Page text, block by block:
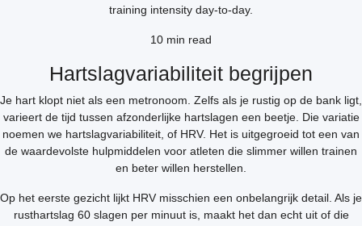
training intensity day-to-day.
10 min read
Hartslagvariabiliteit begrijpen
Je hart klopt niet als een metronoom. Zelfs als je rustig op de bank ligt,
varieert de tijd tussen afzonderlijke hartslagen een beetje. Die variatie
noemen we hartslagvariabiliteit, of HRV. Het is uitgegroeid tot een van
de waardevolste hulpmiddelen voor atleten die slimmer willen trainen
en beter willen herstellen.
Op het eerste gezicht lijkt HRV misschien een onbelangrijk detail. Als je
rusthartslag 60 slagen per minuut is, maakt het dan echt uit of die